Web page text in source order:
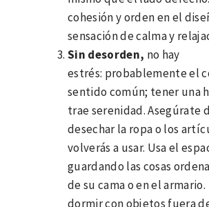
cohesión y orden en el
sensación de calma y
Sin desorden, no hay
estrés: probablemente el
sentido común; tener una
trae serenidad. Asegúrate
desechar la ropa o los
volverás a usar. Usa el
guardando las cosas
de su cama o en el armario.
dormir con objetos fuera